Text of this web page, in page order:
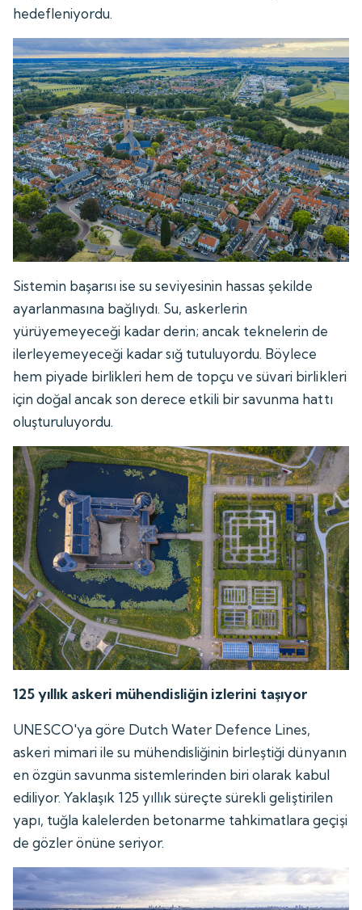
hedefleniyordu.
Sistemin başarısı ise su seviyesinin hassas şekilde
ayarlanmasına bağlıydı. Su, askerlerin
yürüyemeyeceği kadar derin; ancak teknelerin de
ilerleyemeyeceği kadar sığ tutuluyordu. Böylece
hem piyade birlikleri hem de topçu ve süvari birlikleri
için doğal ancak son derece etkili bir savunma hattı
oluşturuluyordu.
125 yıllık askeri mühendisliğin izlerini taşıyor
UNESCO'ya göre Dutch Water Defence Lines,
askeri mimari ile su mühendisliğinin birleştiği dünyanın
en özgün savunma sistemlerinden biri olarak kabul
ediliyor. Yaklaşık 125 yıllık süreçte sürekli geliştirilen
yapı, tuğla kalelerden betonarme tahkimatlara geçişi
de gözler önüne seriyor.